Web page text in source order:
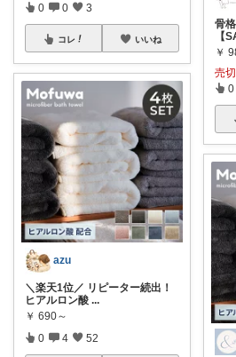
0 0 3
コレ いいね
azu
＼楽天1位／ リピーター続出！
ヒアルロン酸 ...
￥ 690～
0 4 52
骨
【
￥
売
0